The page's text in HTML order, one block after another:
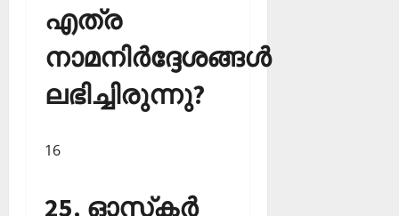
എത്ര
നാമനിര്‍ദ്ദേശങ്ങള്‍
ലഭിച്ചിരുന്നു?
16
25. ഓസ്‌കര്‍